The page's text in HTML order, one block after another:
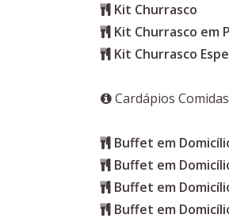
Kit Churrasco
Kit Churrasco em
Kit Churrasco
Cardápios
Buffet em
Buffet em
Buffet em
Buffet em